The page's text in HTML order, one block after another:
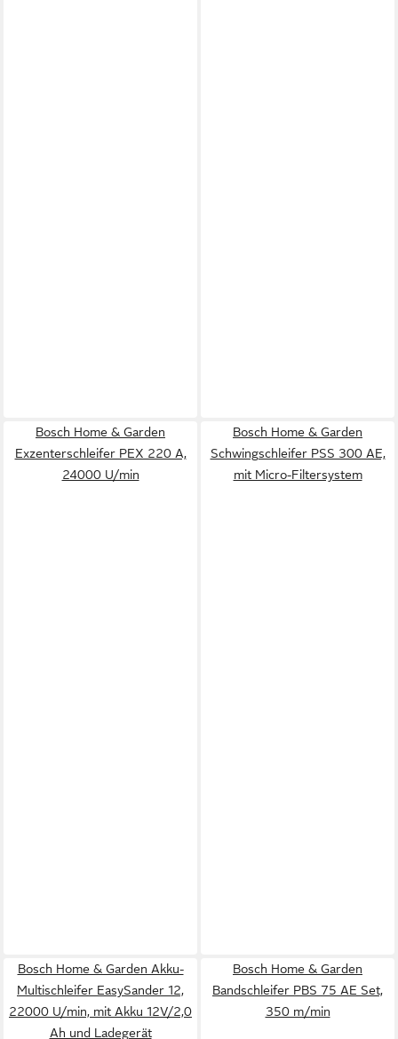
Bosch Home & Garden
Exzenterschleifer PEX 220 A,
24000 U/min
Bosch Home & Garden
Schwingschleifer PSS 300 AE,
mit Micro-Filtersystem
Bosch Home & Garden Akku-
Multischleifer EasySander 12,
22000 U/min, mit Akku 12V/2,0
Ah und Ladegerät
Bosch Home & Garden
Bandschleifer PBS 75 AE Set,
350 m/min